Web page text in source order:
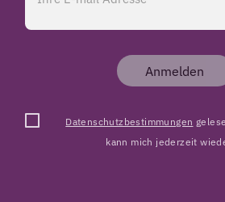
Anmelden
Datenschutzbestimmungen
kann mich jederzeit